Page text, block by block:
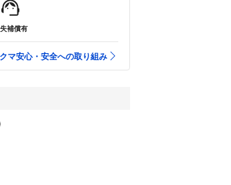
補償有
マ安心・安全への取り組み